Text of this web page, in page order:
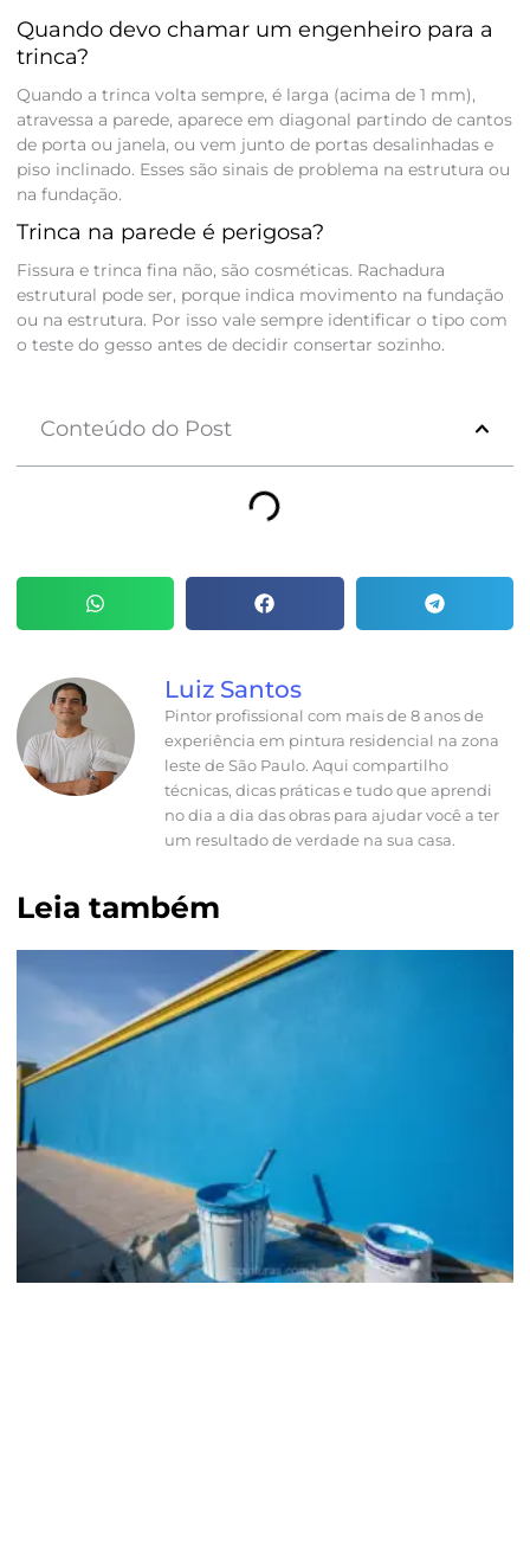
Quando devo chamar um engenheiro para a
trinca?
Quando a trinca volta sempre, é larga (acima de 1 mm),
atravessa a parede, aparece em diagonal partindo de cantos
de porta ou janela, ou vem junto de portas desalinhadas e
piso inclinado. Esses são sinais de problema na estrutura ou
na fundação.
Trinca na parede é perigosa?
Fissura e trinca fina não, são cosméticas. Rachadura
estrutural pode ser, porque indica movimento na fundação
ou na estrutura. Por isso vale sempre identificar o tipo com
o teste do gesso antes de decidir consertar sozinho.
Conteúdo do Post
Luiz Santos
Pintor profissional com mais de 8 anos de
experiência em pintura residencial na zona
leste de São Paulo. Aqui compartilho
técnicas, dicas práticas e tudo que aprendi
no dia a dia das obras para ajudar você a ter
um resultado de verdade na sua casa.
Leia também